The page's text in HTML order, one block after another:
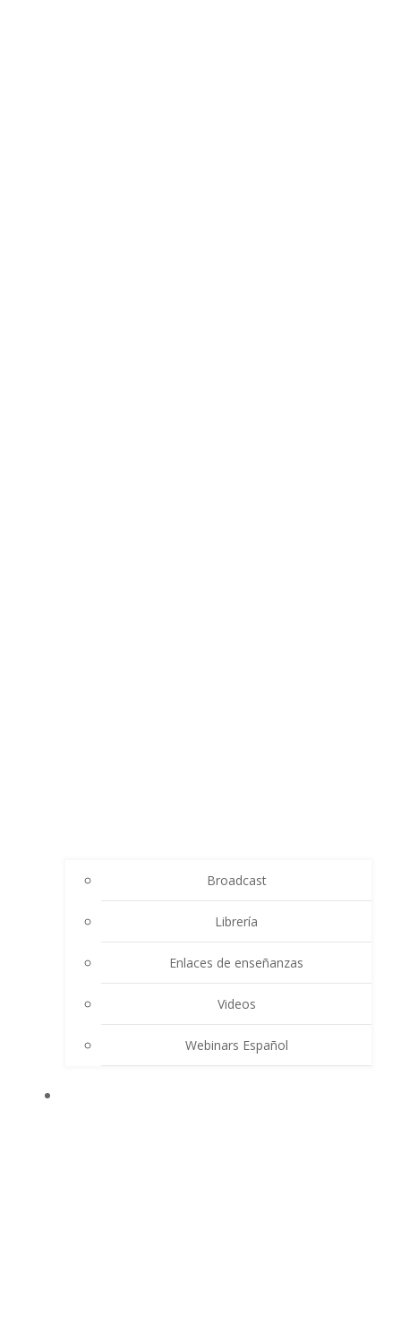
Broadcast
Librería
Enlaces de enseñanzas
Videos
Webinars Español